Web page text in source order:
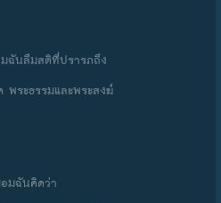
ฉันลืมสติที่ปรารภถึง
พระธรรมและพระสงฆ์
มฉันคิดว่า